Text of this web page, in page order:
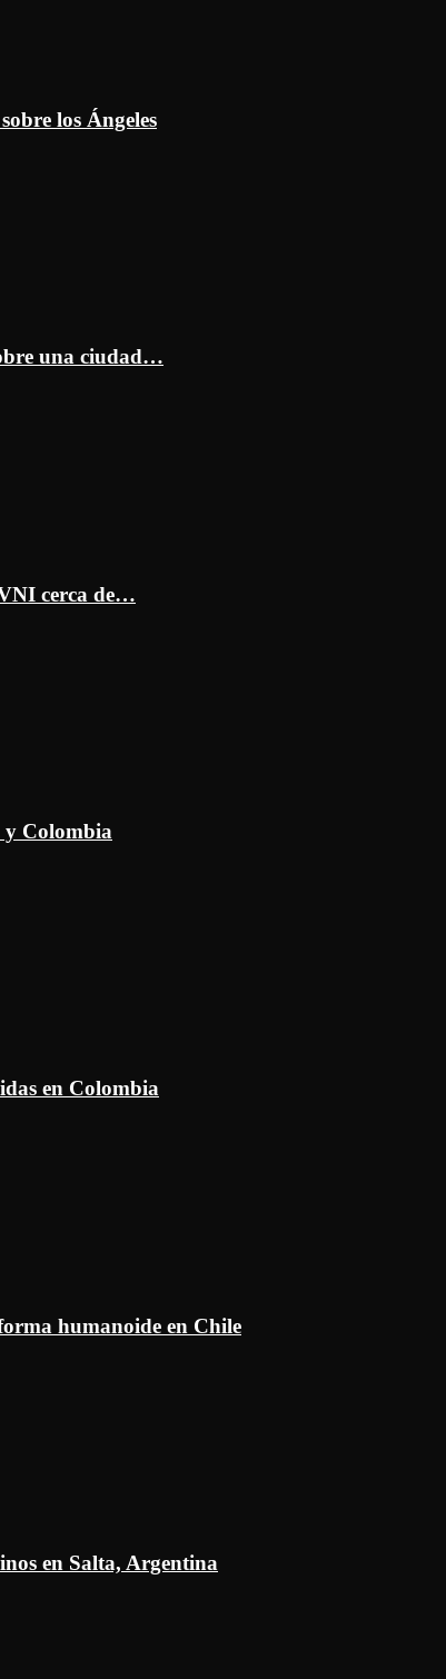
los Ángeles
una ciudad…
cerca de…
y Colombia
en Colombia
humanoide en Chile
en Salta, Argentina